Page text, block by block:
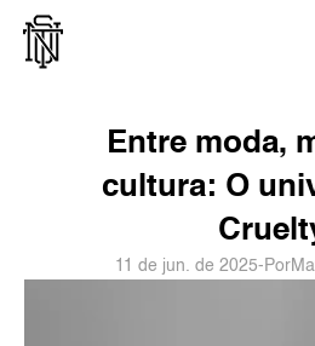
Entre moda,
cultura: O
11 de jun. de 2025- Por